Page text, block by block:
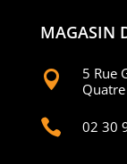
MAGASIN

5 Rue
 02 30